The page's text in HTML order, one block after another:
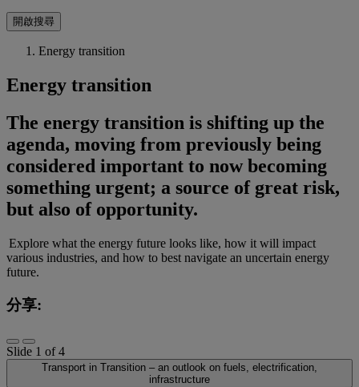
開啟搜尋
Energy transition
Energy transition
The energy transition is shifting up the
agenda, moving from previously being
considered important to now becoming
something urgent; a source of great risk,
but also of opportunity.
Explore what the energy future looks like, how it will impact
various industries, and how to best navigate an uncertain energy
future.
分享:
Slide 1 of 4
Transport in Transition – an outlook on fuels, electrification,
infrastructure